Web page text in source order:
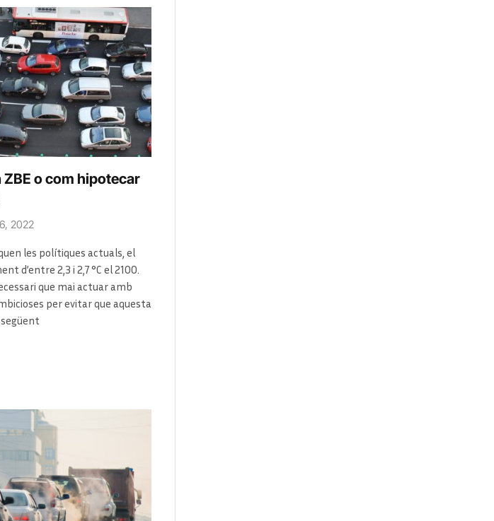
ZBE o com hipotecar
2022
les polítiques actuals, el
d’entre 2,3 i 2,7 °C el 2100.
que mai actuar amb
per evitar que aquesta